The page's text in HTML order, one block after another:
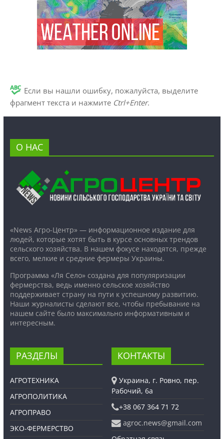
Если вы нашли ошибку, пожалуйста, выделите
фрагмент текста и нажмите Ctrl+Enter.
О НАС
«News Агро-Центр» — информационное издание для
людей, которые хотят быть в курсе основных трендов
сельского хозяйства. В нашем фокусе находятся, прежде
всего, мелкие и средние фермеры Украины.
Программа «Ля Село» создана для популяризации
фермерства, ведь именно сельское хозяйство
поддерживает страну на пути к успешному развитию.
Наши журналисты сделают все, чтобы пребывание на
нашем сайте было максимально информативным и
интересным.
РАЗДЕЛЫ
АГРОТЕХНИКА
АГРОПОЛИТИКА
АГРОПРАВО
ЭКО-ФЕРМЕРСТВО
КОНТАКТЫ
Украина, г. Ровно, пер.
Рабочий, 6а
+38 067 364 71 72
agroc.news@gmail.com